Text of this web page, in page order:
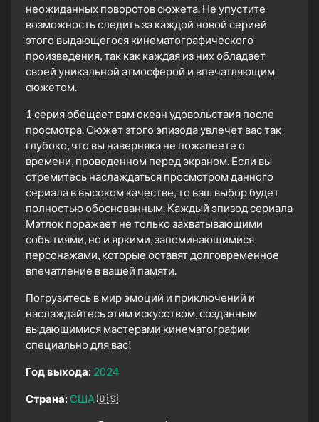
неожиданных поворотов сюжета. Не упустите
возможность следить за каждой новой серией
этого выдающегося кинематографического
произведения, так как каждая из них обладает
своей уникальной атмосферой и впечатляющим
сюжетом.
1 серия обещает вам океан удовольствия после
просмотра. Сюжет этого эпизода увлечет вас так
глубоко, что вы наверняка не пожалеете о
времени, проведенном перед экраном. Если вы
стремитесь наслаждаться просмотром данного
сериала в высоком качестве, то ваш выбор будет
полностью обоснованным. Каждый эпизод сериала
Мэтлок поражает не только захватывающими
событиями, но и яркими, запоминающимися
персонажами, которые оставят долговременное
впечатление в вашей памяти.
Погрузитесь в мир эмоций и приключений и
наслаждайтесь этим искусством, созданным
выдающимися мастерами кинематографии
специально для вас!
Год выхода: 2024
Страна: США🇺🇸